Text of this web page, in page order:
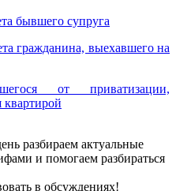
бывшего супруга
гражданина, выехавшего на
от приватизации,
квартирой
разбираем актуальные
и помогаем разбираться
в обсуждениях!